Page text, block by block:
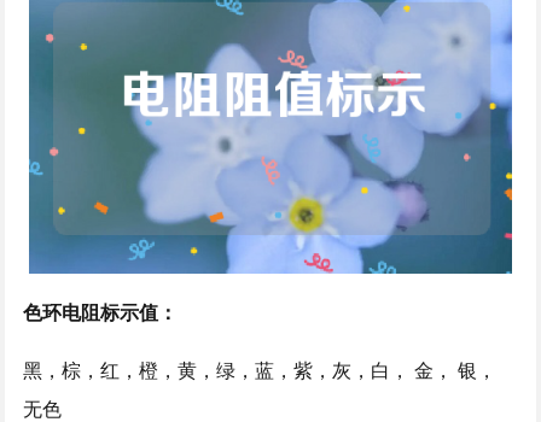
色环电阻标示值：
黑，棕，红，橙，黄，绿，蓝，紫，灰，白， 金， 银，
无色